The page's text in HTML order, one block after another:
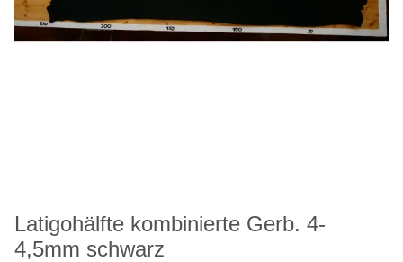
Latigohälfte kombinierte Gerb. 4-
4,5mm schwarz